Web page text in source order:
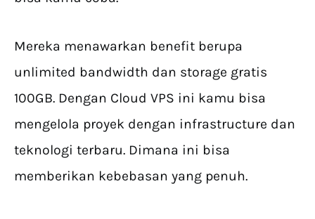
Mereka menawarkan benefit berupa
unlimited bandwidth dan storage gratis
100GB. Dengan Cloud VPS ini kamu bisa
mengelola proyek dengan infrastructure dan
teknologi terbaru. Dimana ini bisa
memberikan kebebasan yang penuh.